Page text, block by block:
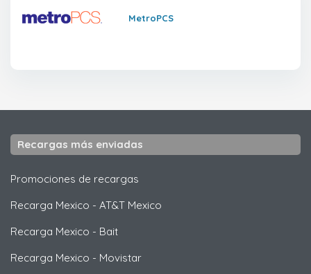
MetroPCS
Recargas más enviadas
Promociones de recargas
Recarga Mexico - AT&T Mexico
Recarga Mexico - Bait
Recarga Mexico - Movistar